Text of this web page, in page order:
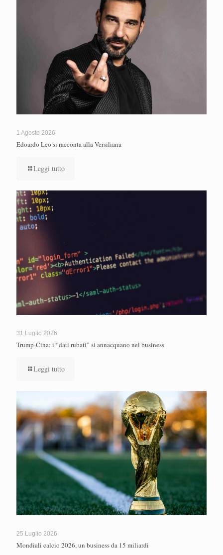
1 Agosto 2026
Edoardo Leo si racconta alla Versiliana
Leggi tutto
31 Luglio 2026
Trump-Cina: i “dati rubati” si annacquano nel business
Leggi tutto
25 Luglio 2026
Mondiali calcio 2026, un business da 15 miliardi